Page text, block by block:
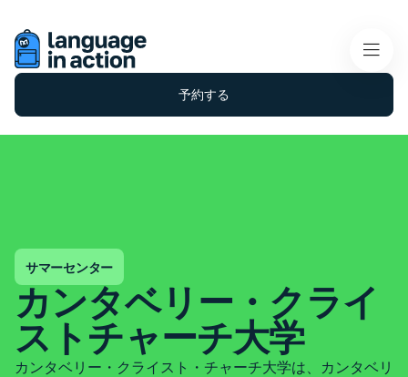
予約する
サマーセンター
カンタベリー・クライ
ストチャーチ大学
カンタベリー・クライスト・チャーチ大学は、カンタベリ